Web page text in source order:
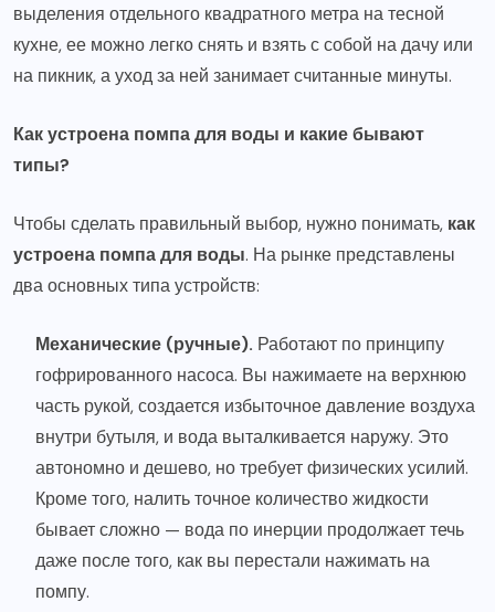
выделения отдельного квадратного метра на тесной
кухне, ее можно легко снять и взять с собой на дачу или
на пикник, а уход за ней занимает считанные минуты.
Как устроена помпа для воды и какие бывают
типы?
Чтобы сделать правильный выбор, нужно понимать, как
устроена помпа для воды. На рынке представлены
два основных типа устройств:
Механические (ручные). Работают по принципу
гофрированного насоса. Вы нажимаете на верхнюю
часть рукой, создается избыточное давление воздуха
внутри бутыля, и вода выталкивается наружу. Это
автономно и дешево, но требует физических усилий.
Кроме того, налить точное количество жидкости
бывает сложно — вода по инерции продолжает течь
даже после того, как вы перестали нажимать на
помпу.